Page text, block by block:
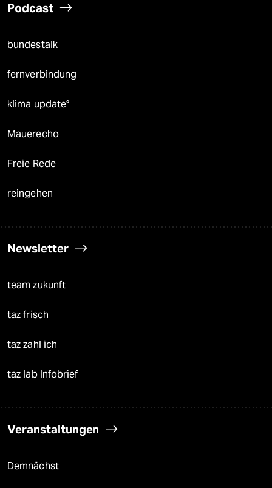
Podcast
bundestalk
fernverbindung
klima update°
Mauerecho
Freie Rede
reingehen
Newsletter
team zukunft
taz frisch
taz zahl ich
taz lab Infobrief
Veranstaltungen
Demnächst